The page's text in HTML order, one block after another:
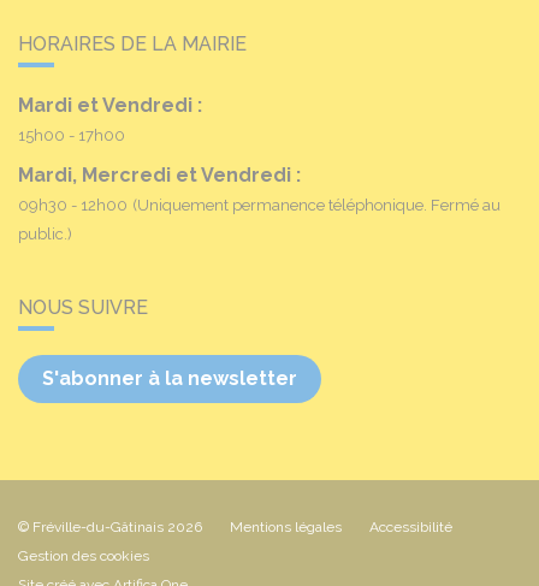
HORAIRES DE LA MAIRIE
Mardi et Vendredi :
15h00 - 17h00
Mardi, Mercredi et Vendredi :
09h30 - 12h00 (Uniquement permanence téléphonique. Fermé au
public.)
NOUS SUIVRE
S'abonner à la newsletter
© Fréville-du-Gâtinais 2026 Mentions légales
Accessibilité
Gestion des cookies